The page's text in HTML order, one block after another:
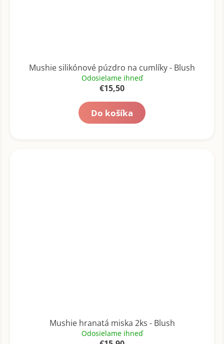
Mushie silikónové púzdro na cumlíky - Blush
Odosielame ihneď
€15,50
Do košíka
Mushie hranatá miska 2ks - Blush
Odosielame ihneď